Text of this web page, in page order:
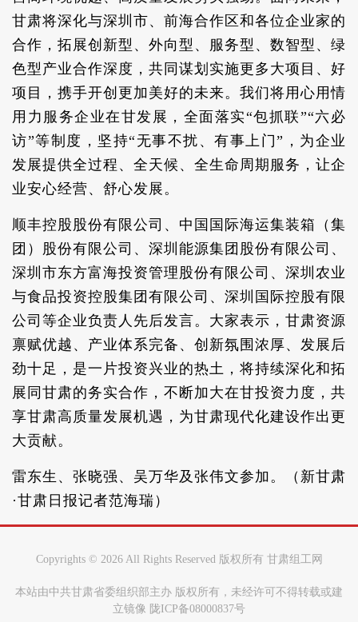
甘肃将深化与深圳市、前海合作区和各位企业家的
合作，拓展创新型、外向型、服务型、数智型、绿
色型产业合作深度，共同谋划实施更多大项目、好
项目，携手开创更加美好的未来。我们将用心用情
用力服务企业在甘发展，全面落实“包抓联”“六必
访”等制度，坚持“无事不扰、有事上门”，为企业
发展提供全过程、全天候、全生命周期服务，让企
业安心经营、舒心发展。
顺丰控股股份有限公司、中国国际海运集装箱（集
团）股份有限公司、深圳能源集团股份有限公司、
深圳市东方富海投资管理股份有限公司、深圳农业
与食品投资控股集团有限公司、深圳国际控股有限
公司等企业负责人先后发言。大家表示，甘肃资源
禀赋优越、产业体系完备、创新氛围浓厚、发展后
劲十足，是一片投资兴业的热土，将持续深化和拓
展同甘肃的务实合作，不断加大在甘投资力度，共
享甘肃高质量发展机遇，为甘肃现代化建设作出更
大贡献。
雷东生、张晓强、吴万华及张伟文参加。（新甘肃
·甘肃日报记者范海瑞）
Copyrights © 2026 All Rights Reserved 版权所有 甘肃组工网
本站由中共甘肃省委组织部主办 版权所有，未经许可不得转载或建
立镜像 陇ICP备08000837号